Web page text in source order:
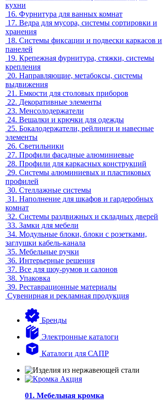
кухни
16. Фурнитура для ванных комнат
17. Ведра для мусора, системы сортировки и
хранения
18. Системы фиксации и подвески каркасов и
панелей
19. Крепежная фурнитура, стяжки, системы
крепления
20. Направляющие, метабоксы, системы
выдвижения
21. Емкости для столовых приборов
22. Декоративные элементы
23. Менсолодержатели
24. Вешалки и крючки для одежды
25. Бокалодержатели, рейлинги и навесные
элементы
26. Светильники
27. Профили фасадные алюминиевые
28. Профили для каркасных конструкций
29. Системы алюминиевых и пластиковых
профилей
30. Стеллажные системы
31. Наполнение для шкафов и гардеробных
комнат
32. Системы раздвижных и складных дверей
33. Замки для мебели
34. Модульные блоки, блоки с розетками,
заглушки кабель-канала
35. Мебельные ручки
36. Интерьерные решения
37. Все для шоу-румов и салонов
38. Упаковка
39. Реставрационные материалы
Сувенирная и рекламная продукция
Бренды
Электронные каталоги
Каталоги для САПР
01. Мебельная кромка